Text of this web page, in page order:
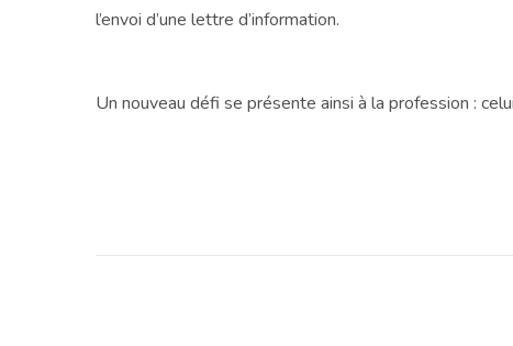
l’envoi d’une lettre d’information.
Un nouveau défi se présente ainsi à la profession :